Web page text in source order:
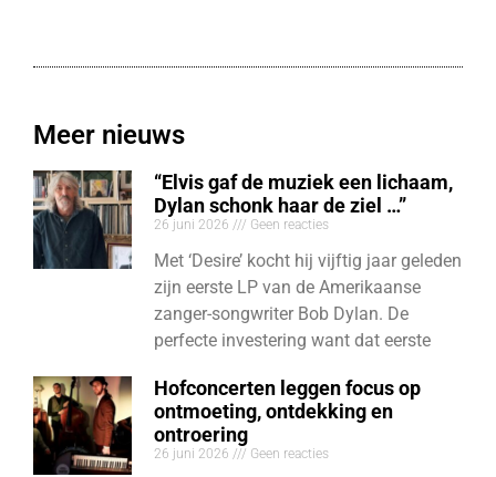
Meer nieuws
“Elvis gaf de muziek een lichaam,
Dylan schonk haar de ziel …”
26 juni 2026 Geen reacties
Met ‘Desire’ kocht hij vijftig jaar geleden
zijn eerste LP van de Amerikaanse
zanger-songwriter Bob Dylan. De
perfecte investering want dat eerste
Hofconcerten leggen focus op
ontmoeting, ontdekking en
ontroering
26 juni 2026 Geen reacties